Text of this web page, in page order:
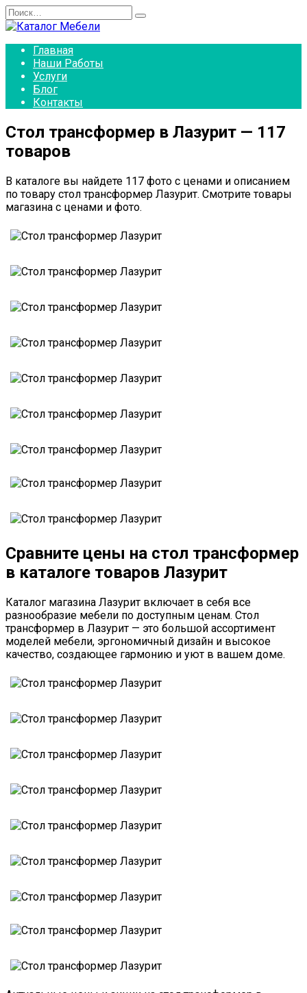
Перейти
к
Search
for:
Главная
Наши Работы
Услуги
Блог
Контакты
Стол трансформер в Лазурит — 117
товаров
В каталоге вы найдете 117 фото с ценами и описанием
по товару стол трансформер Лазурит. Смотрите товары
магазина с ценами и фото.
Сравните цены на стол трансформер
в каталоге товаров Лазурит
Каталог магазина Лазурит включает в себя все
разнообразие мебели по доступным ценам. Стол
трансформер в Лазурит — это большой ассортимент
моделей мебели, эргономичный дизайн и высокое
качество, создающее гармонию и уют в вашем доме.